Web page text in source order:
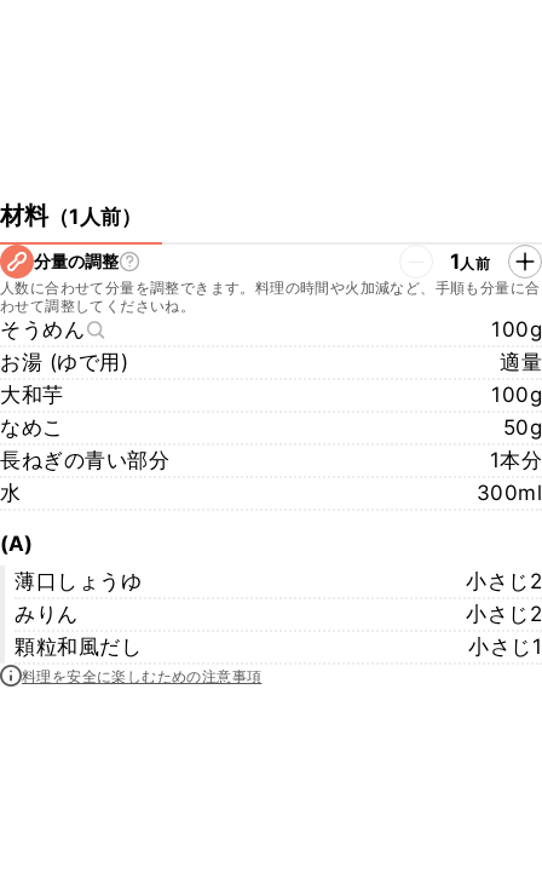
材料（1人前）
分量の調整 1人前
人数に合わせて分量を調整できます。料理の時間や火加減など、手順も分量に合
わせて調整してくださいね。
そうめん
100g
お湯 (ゆで用)
適量
大和芋
100g
なめこ
50g
長ねぎの青い部分
1本分
水
300ml
(A)
薄口しょうゆ
小さじ2
みりん
小さじ2
顆粒和風だし
小さじ1
料理を安全に楽しむための注意事項